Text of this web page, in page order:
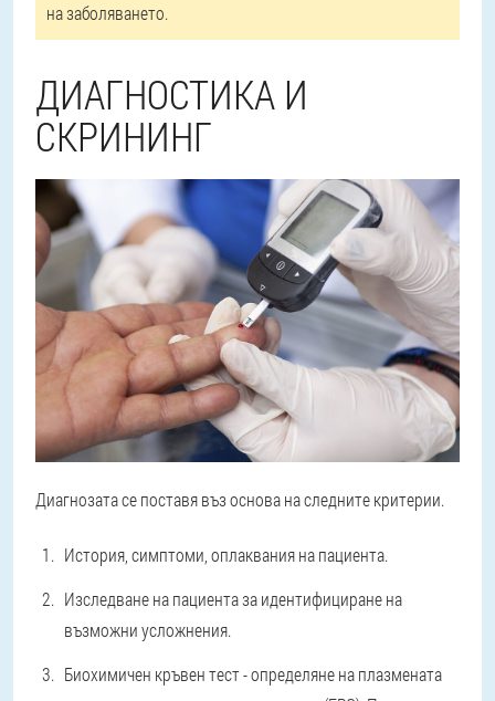
на заболяването.
ДИАГНОСТИКА И
СКРИНИНГ
Диагнозата се поставя въз основа на следните критерии.
История, симптоми, оплаквания на пациента.
Изследване на пациента за идентифициране на
възможни усложнения.
Биохимичен кръвен тест - определяне на плазмената